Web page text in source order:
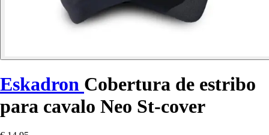
Eskadron Cobertura de estribo
para cavalo Neo St-cover